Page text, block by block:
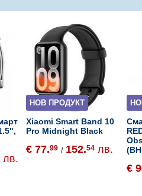
лв.
НОВ ПРОДУКТ
Xiaomi Smart Band 10
Pro Midnight Black
€ 77.99 / 152.54 лв.
€